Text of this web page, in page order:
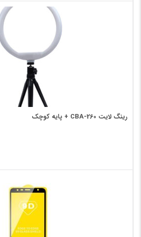
رینگ لایت CBA-260 + پایه کوچک